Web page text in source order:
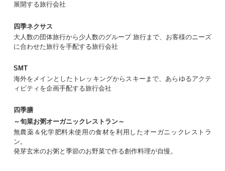
展開する旅行会社
四季ネクサス
大人数の団体旅行から少人数のグループ 旅行まで、お客様のニーズ
に合わせた旅行を手配する旅行会社
SMT
海外をメインとしたトレッキングからスキーまで、あらゆるアクテ
ィビティを企画手配する旅行会社
四季膳
～旬菜お粥オーガニックレストラン～
無農薬＆化学肥料未使用の食材を利用したオーガニックレストラ
ン。
発芽玄米のお粥と季節のお野菜で作る創作料理が自慢。